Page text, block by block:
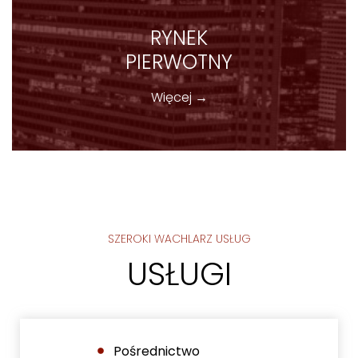
RYNEK
PIERWOTNY
Więcej →
SZEROKI WACHLARZ USŁUG
USŁUGI
Pośrednictwo